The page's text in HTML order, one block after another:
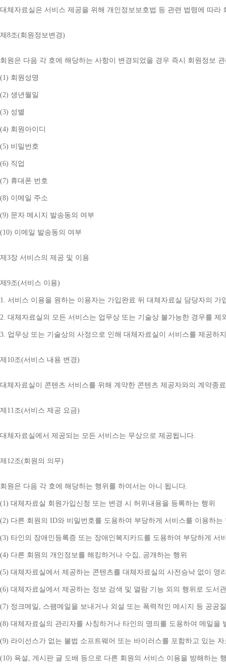
대체자료실은 서비스 제공을 위해 개인정보보호법 등 관련 법령에 따라
제 8조(회원정보변경)
회원은 다음 각 호에 해당하는 사항이 변경되었을 경우 즉시 회원정보
(1) 회원성명
(2) 생년월일
(3) 성별
(4) 회원아이디
(5) 비밀번호
(6) 직업
(7) 휴대폰 번호
(8) 이메일 주소
(9) 문자 메시지 발송동의 여부
(10) 이메일 발송동의 여부
제 3장 서비스의 제공 및 이용
제 9조(서비스 이용)
1. 서비스 이용을 원하는 이용자는 가입완료 뒤 대체자료실 담당자의
2. 대체자료실의 모든 서비스는 업무상 또는 기술상 불가능한 경우를 제
3. 업무상 또는 기술상의 사정으로 인해 대체자료실이 서비스를 제공하
제 10조(서비스 내용 변경)
대체자료실이 콘텐츠 서비스를 위해 계약한 콘텐츠 제공자와의 계약종
제 11조(서비스 제공 요금)
대체자료실에서 제공되는 모든 서비스는 무상으로 제공됩니다.
제 12조(회원의 의무)
회원은 다음 각 호에 해당하는 행위를 하여서는 아니 됩니다.
(1) 대체자료실 회원가입신청 또는 변경 시 허위내용을 등록하는 행위
(2) 다른 회원의 ID와 비밀번호를 도용하여 부당하게 서비스를 이용하는
(3) 타인의 장애인등록증 또는 장애인복지카드를 도용하여 부당하게 서
(4) 다른 회원의 개인정보를 해킹하거나 수집 , 공개하는 행위
(5) 대체자료실에서 제공하는 콘텐츠를 대체자료실의 사전승낙 없이 영
(6) 대체자료실에서 제공하는 정보 검색 및 열람 기능 외의 행위로 도서
(7) 정크메일 , 스팸메일을 보내거나 외설 또는 폭력적인 메시지 등 공공
(8) 대체자료실의 관리자를 사칭하거나 타인의 명의를 도용하여 메일을
(9) 라이선스가 없는 불법 소프트웨어 또는 바이러스를 포함하고 있는
(10) 욕설 , 게시판 글 도배 등으로 다른 회원의 서비스 이용을 방해하는